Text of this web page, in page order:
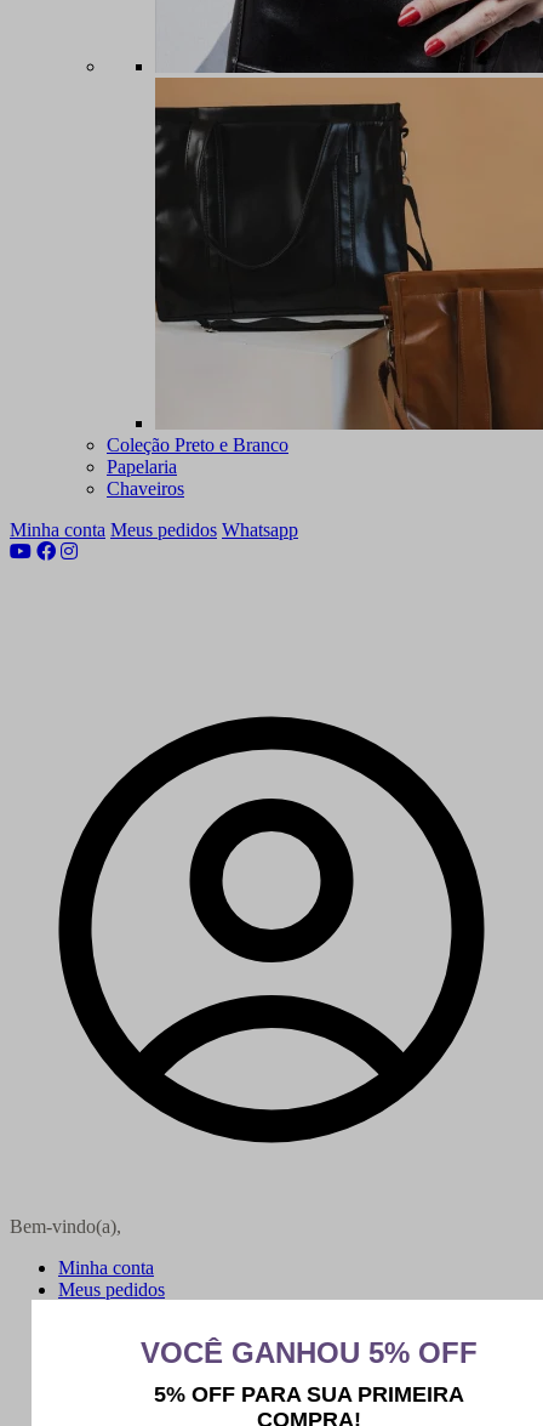
Coleção Preto e Branco
Papelaria
Chaveiros
Minha conta Meus pedidos Whatsapp
Bem-vindo(a),
Minha conta
Meus pedidos